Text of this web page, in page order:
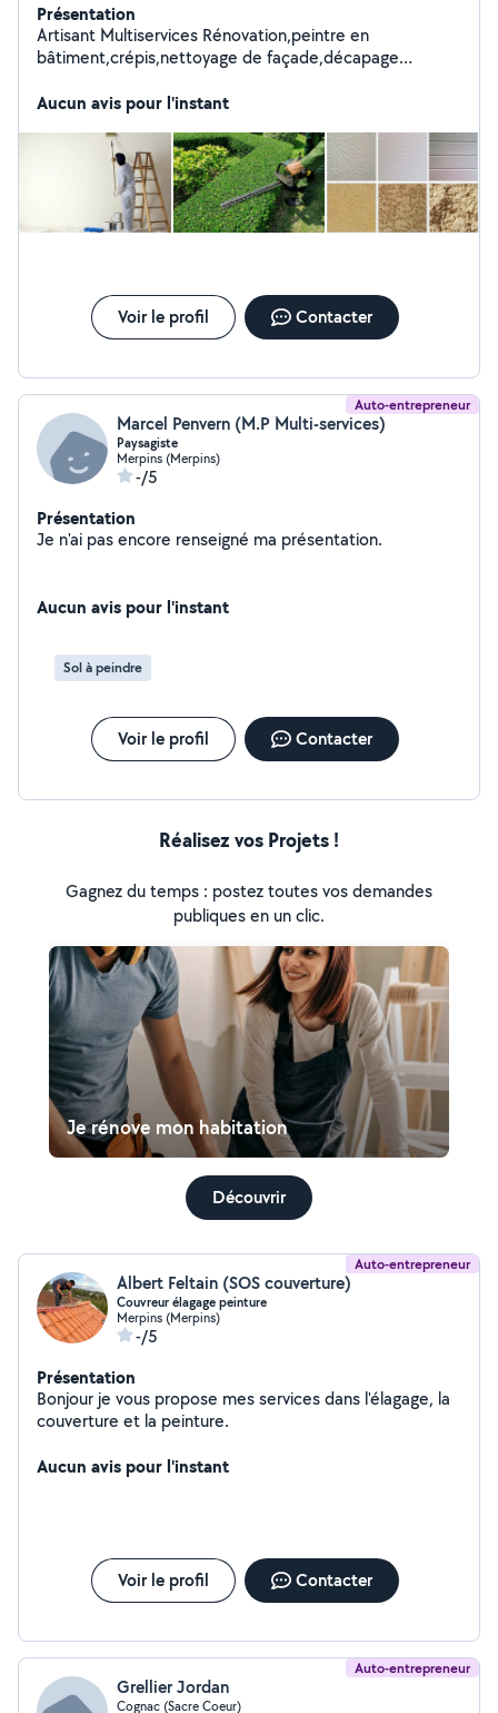
Présentation
Artisant Multiservices Rénovation,peintre en
bâtiment,crépis,nettoyage de façade,décapage
Aucun avis pour l'instant
Voir le profil Contacter
Auto-entrepreneur
Marcel Penvern (M.P Multi-services)
Paysagiste
Merpins (Merpins)
-/5
Présentation
Je n'ai pas encore renseigné ma présentation.
Aucun avis pour l'instant
Sol à peindre
Voir le profil Contacter
Réalisez vos Projets !
Gagnez du temps : postez toutes vos demandes
publiques en un clic.
Je rénove mon habitation
Découvrir
Auto-entrepreneur
Albert Feltain (SOS couverture)
Couvreur élagage peinture
Merpins (Merpins)
-/5
Présentation
Bonjour je vous propose mes services dans l'élagage, la
couverture et la peinture.
Aucun avis pour l'instant
Voir le profil Contacter
Auto-entrepreneur
Grellier Jordan
Cognac (Sacre Coeur)